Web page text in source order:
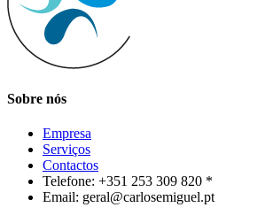
Sobre nós
Empresa
Serviços
Contactos
Telefone: +351 253 309 820 *
Email: geral@carlosemiguel.pt